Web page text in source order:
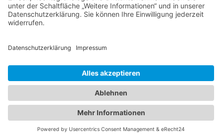
Kontakt
Impressum
AGB
Immobilie verkaufen in Delmenhorst
Immobilienmakler Delmenhorst
Immobilienmakler Stuhr
Immobilienmakler Weyhe
Von Kunden
189 Bewertungen
Authentizität
Kundenbewertungen und Erfahrungen zu
Hechler & Twachtmann Immobilien GmbH
14
ProvenExpert.com
175
Bewertungen von 3
anderen Quellen
Blick aufs ProvenExpert-Profil werfen